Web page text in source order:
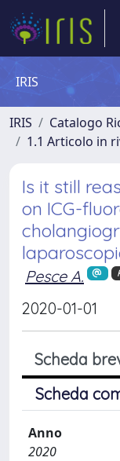
IRIS
IRIS Catalogo
1.1 Articolo in
Is it still
on ICG-
Pesce A.
2020-01-01
Scheda
Scheda
Anno
2020